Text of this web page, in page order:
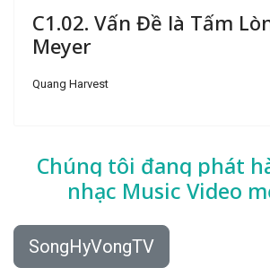
C1.02. Vấn Đề là Tấm
Meyer
Quang Harvest
Chúng tôi đang phát
nhạc Music Video
SongHyVongTV